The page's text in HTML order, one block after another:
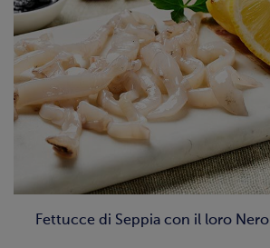
Fettucce di Seppia con il loro Nero